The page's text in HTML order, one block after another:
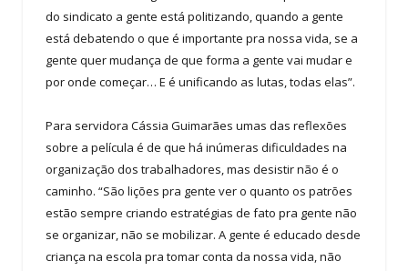
do sindicato a gente está politizando, quando a gente
está debatendo o que é importante pra nossa vida, se a
gente quer mudança de que forma a gente vai mudar e
por onde começar… E é unificando as lutas, todas elas”.
Para servidora Cássia Guimarães umas das reflexões
sobre a película é de que há inúmeras dificuldades na
organização dos trabalhadores, mas desistir não é o
caminho. “São lições pra gente ver o quanto os patrões
estão sempre criando estratégias de fato pra gente não
se organizar, não se mobilizar. A gente é educado desde
criança na escola pra tomar conta da nossa vida, não